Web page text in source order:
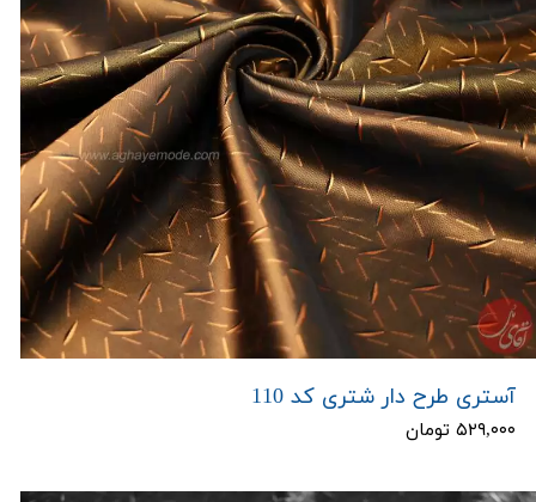
آستری طرح دار شتری کد 110
۵۲۹,۰۰۰ تومان